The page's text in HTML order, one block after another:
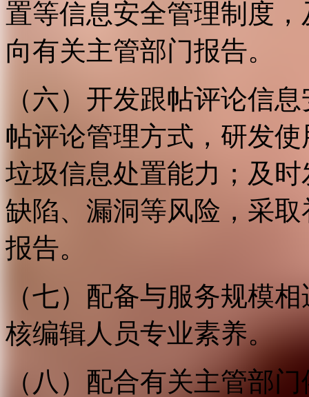
置等信息安全管理制度
向有关主管部门报告。
（六）开发跟帖评论信
帖评论管理方式，研发
垃圾信息处置能力；及
缺陷、漏洞等风险，采
报告。
（七）配备与服务规模
核编辑人员专业素养。
（八）配合有关主管部